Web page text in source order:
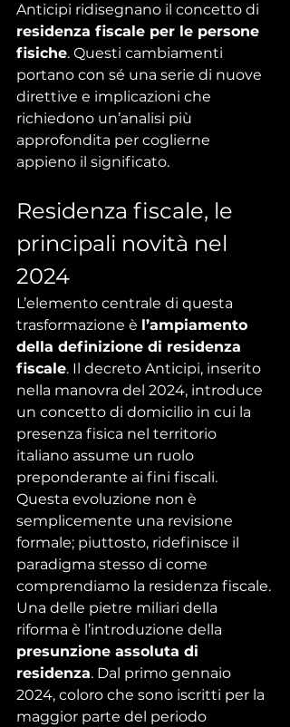
Anticipi ridisegnano il concetto di
residenza fiscale per le persone
fisiche. Questi cambiamenti
portano con sé una serie di nuove
direttive e implicazioni che
richiedono un’analisi più
approfondita per coglierne
appieno il significato.
Residenza fiscale, le
principali novità nel
2024
L’elemento centrale di questa
trasformazione è l’ampiamento
della definizione di residenza
fiscale. Il decreto Anticipi, inserito
nella manovra del 2024, introduce
un concetto di domicilio in cui la
presenza fisica nel territorio
italiano assume un ruolo
preponderante ai fini fiscali.
Questa evoluzione non è
semplicemente una revisione
formale; piuttosto, ridefinisce il
paradigma stesso di come
comprendiamo la residenza fiscale.
Una delle pietre miliari della
riforma è l’introduzione della
presunzione assoluta di
residenza. Dal primo gennaio
2024, coloro che sono iscritti per la
maggior parte del periodo